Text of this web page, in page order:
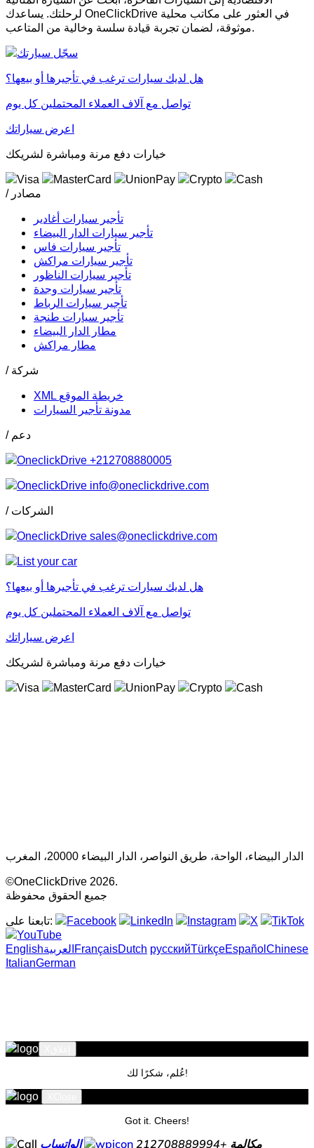
لرحلتك. يساعدك OneClickDrive في العثور على مكاتب محلية
موثوقة، لضمان تجربة قيادة سلسة وخالية من المتاعب.
هل لديك سيارات ترغب في تأجيرها أو بيعها؟
تواصل مع آلاف العملاء المحتملين كل يوم
اعرض سياراتك
خيارات دفع مرنة ومباشرة لشريكك
/ مصادر
تأجير سيارات أغادير
تأجير سيارات الدار البيضاء
تأجير سيارات فاس
تأجير سيارات مراكش
تأجير سيارات الناظور
تأجير سيارات وجدة
تأجير سيارات الرباط
تأجير سيارات طنجة
مطار الدار البيضاء
مطار مراكش
/ شركة
XML خريطة الموقع
مدونة تأجير السيارات
/ دعم
+212708880005
info@oneclickdrive.com
/ الشركات
sales@oneclickdrive.com
هل لديك سيارات ترغب في تأجيرها أو بيعها؟
تواصل مع آلاف العملاء المحتملين كل يوم
اعرض سياراتك
خيارات دفع مرنة ومباشرة لشريكك
الدار البيضاء، الواحة، طريق النواصر، الدار البيضاء 20000، المغرب
©OneClickDrive 2026.
جميع الحقوق محفوظة
تابعنا على:
English‏العربية‏FrançaisDutch русскийTürkçeEspañolChinese
ItalianGerman
عُلم، شكرًا لك!
Got it. Cheers!
مكالمة +212708889994 الواتساب